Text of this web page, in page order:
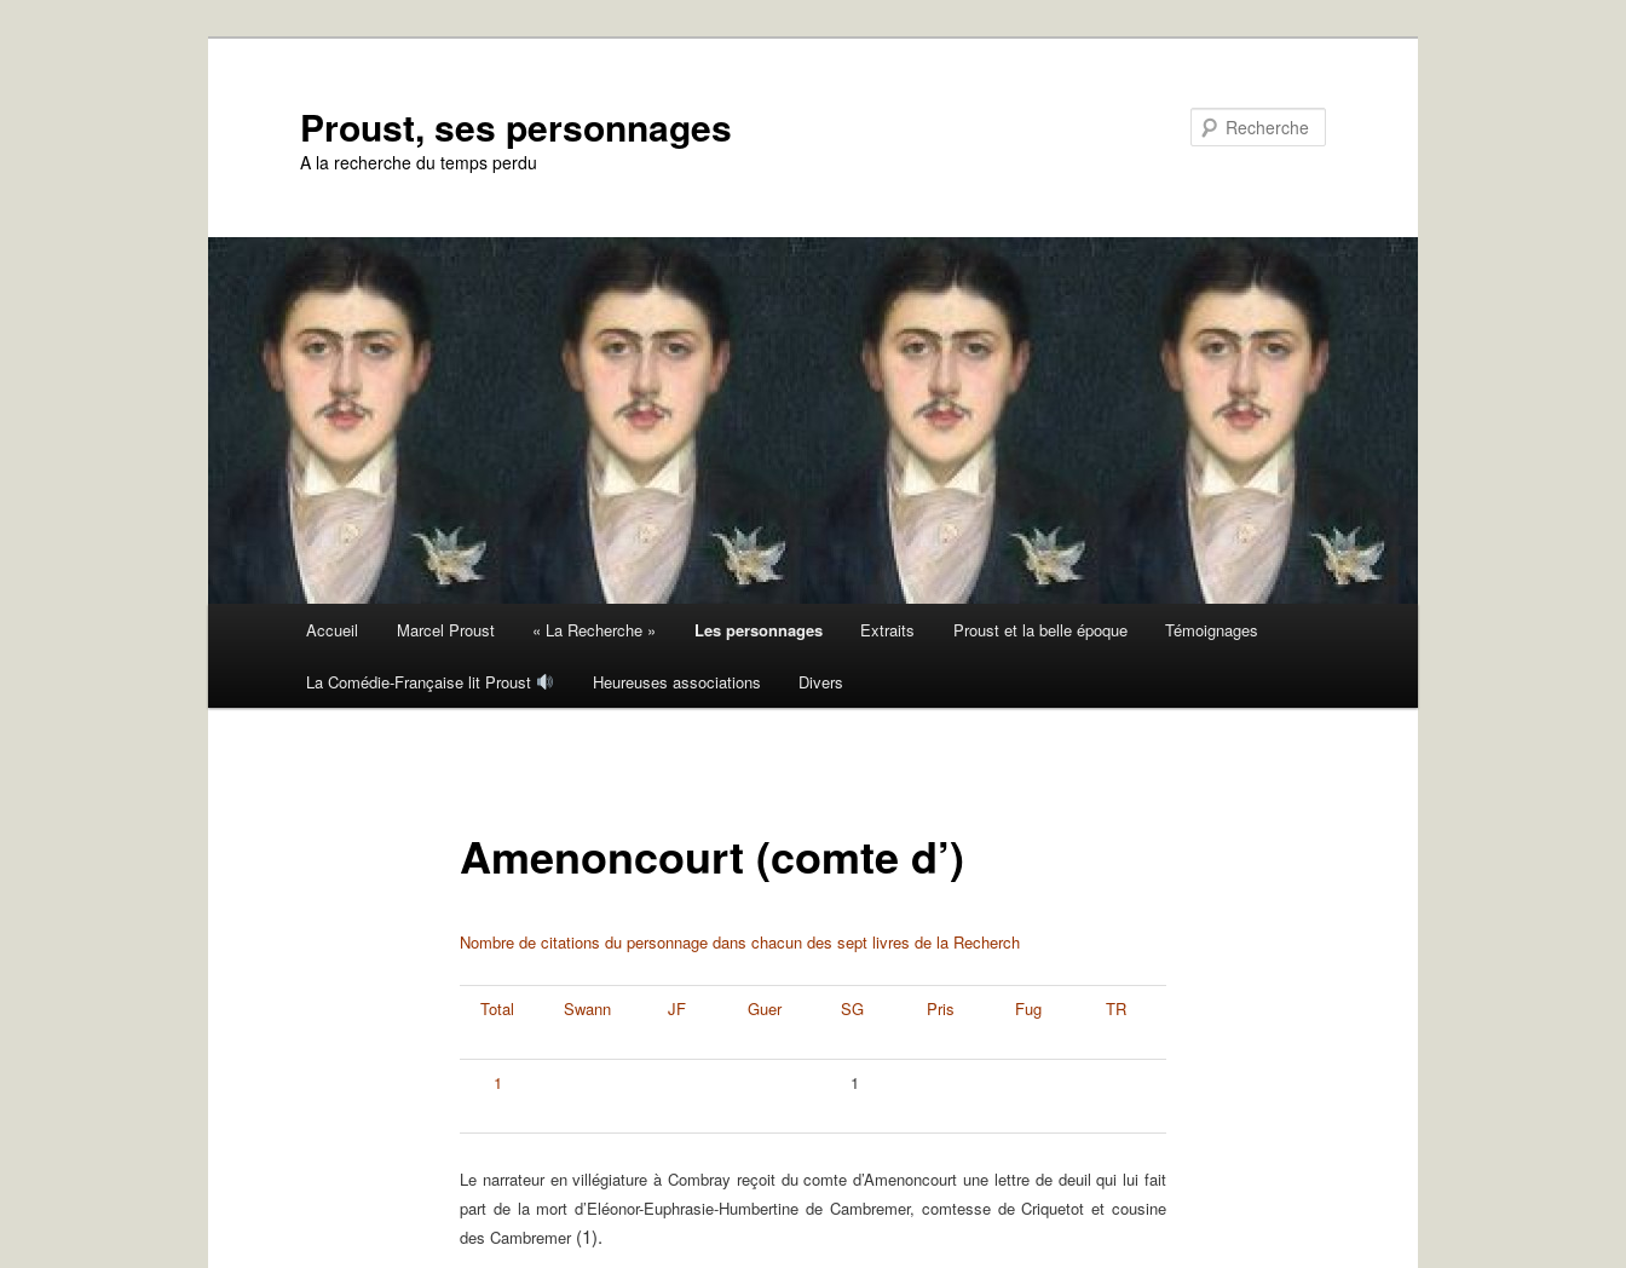
Proust, ses personnages
A la recherche du temps perdu
Accueil Marcel Proust « La Recherche » Les personnages Extraits Proust et la belle époque Témoignages
La Comédie-Française lit Proust Heureuses associations Divers
Amenoncourt (comte d’)
Nombre de citations du personnage dans chacun des sept livres de la Recherch
Total Swann JF Guer SG Pris Fug TR
1 1
Le narrateur en villégiature à Combray reçoit du comte d’Amenoncourt une lettre de deuil qui lui fait
part de la mort d’Eléonor-Euphrasie-Humbertine de Cambremer, comtesse de Criquetot et cousine
des Cambremer(1).